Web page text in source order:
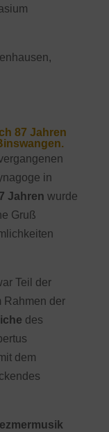
87 Jahren
in
Jahren wurde
Gruß
Teil der
Rahmen der
des
dem